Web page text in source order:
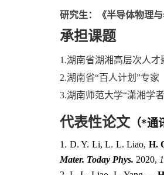
研究生： 《半导体物理
承担课题
1.湖南省湖湘高层次人才
2.湖南省“百人计划”专家
3.湖南师范大学“潇湘学
代表性论文 （*通
1. D. Y. Li, L. L. Liao, H.
Mater. Today Phys. 2020,